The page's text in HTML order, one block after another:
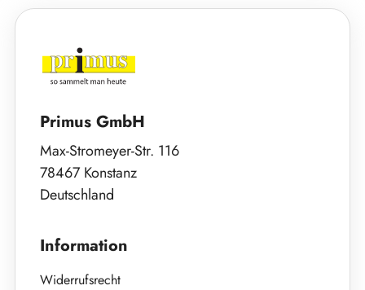
Primus GmbH
Max-Stromeyer-Str. 116
78467 Konstanz
Deutschland
Information
Widerrufsrecht